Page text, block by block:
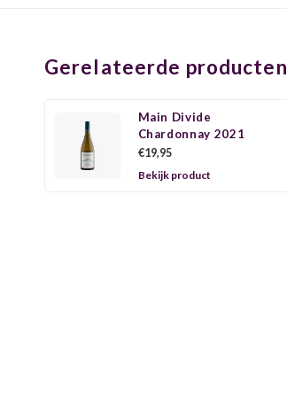
Gerelateerde producten
Main Divide
Chardonnay 2021
€19,95
Bekijk product